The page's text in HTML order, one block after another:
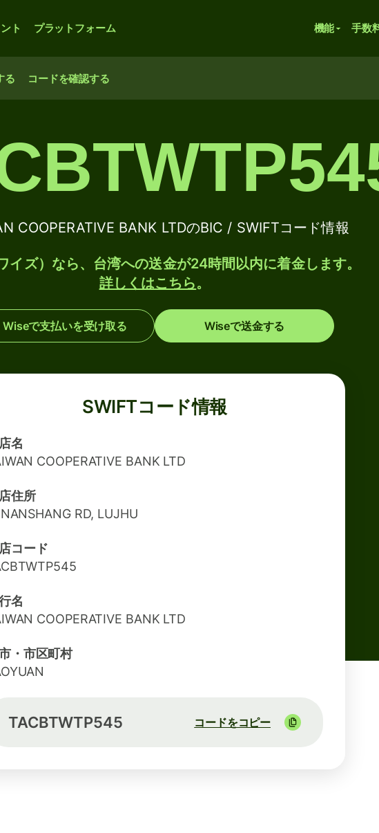
ト プラットフォーム 機能 手数
る コードを確認する
COOPERATIVE BANK LTDのBIC / SWIFTコード情報
イズ）なら、台湾への送金が24時間以内に着金します。
詳しくはこちら。
Wiseで支払いを受け取る Wiseで送金する
SWIFTコード情報
名
COOPERATIVE BANK LTD
住所
NANSHANG RD, LUJHU
コード
名
COOPERATIVE BANK LTD
・市区町村
TACBTWTP545 コードをコピー